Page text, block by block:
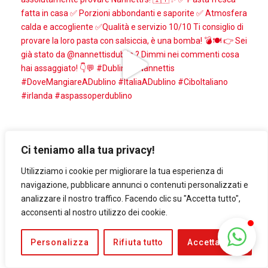
Ci teniamo alla tua privacy!
Utilizziamo i cookie per migliorare la tua esperienza di
navigazione, pubblicare annunci o contenuti personalizzati e
analizzare il nostro traffico. Facendo clic su "Accetta tutto",
acconsenti al nostro utilizzo dei cookie.
Personalizza Rifiuta tutto Accetta tutto